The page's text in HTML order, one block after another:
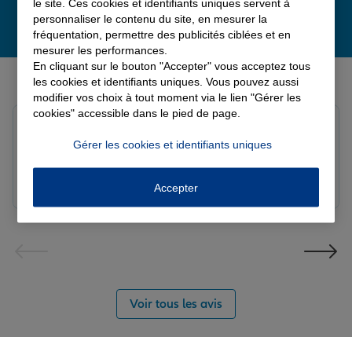
Derniers avis de nos agences Allianz
Bon suivi de mon sinistre, merci
Voir tous les avis
personnaliser le contenu du site, en mesurer la
fréquentation, permettre des publicités ciblées et en
mesurer les performances.
En cliquant sur le bouton "Accepter" vous acceptez tous
les cookies et identifiants uniques. Vous pouvez aussi
modifier vos choix à tout moment via le lien "Gérer les
cookies" accessible dans le pied de page.
Gérer les cookies et identifiants uniques
Accepter